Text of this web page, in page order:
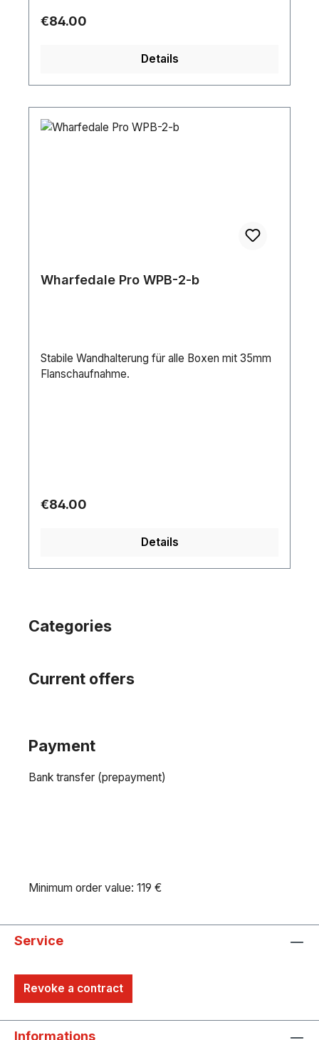
Categories
Current offers
Payment
Bank transfer (prepayment)
Minimum order value: 119 €
Regular price:
€84.00
Details
Wharfedale Pro WPB-2-b
Stabile Wandhalterung für alle Boxen mit 35mm
Flanschaufnahme.
Regular price:
€84.00
Details
Service
Revoke a contract
Informations